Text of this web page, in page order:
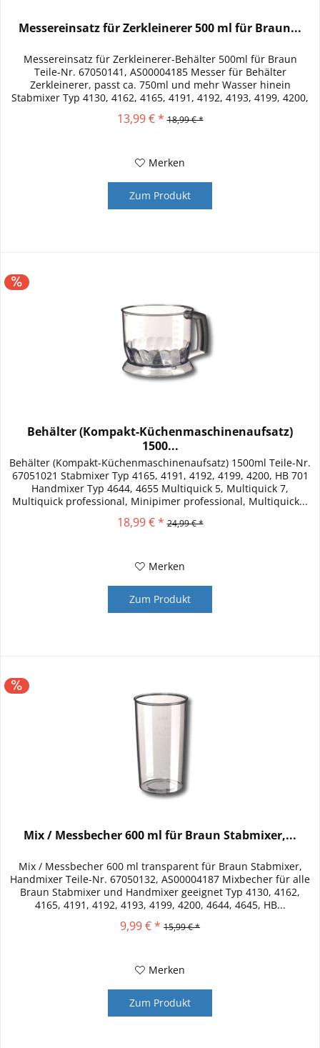
Messereinsatz für Zerkleinerer 500 ml für Braun...
Messereinsatz für Zerkleinerer-Behälter 500ml für Braun
Teile-Nr. 67050141, AS00004185 Messer für Behälter
Zerkleinerer, passt ca. 750ml und mehr Wasser hinein
Stabmixer Typ 4130, 4162, 4165, 4191, 4192, 4193, 4199, 4200,
13,99 € * 18,99 € *
Merken
Zum Produkt
Behälter (Kompakt-Küchenmaschinenaufsatz)
1500...
Behälter (Kompakt-Küchenmaschinenaufsatz) 1500ml Teile-Nr.
67051021 Stabmixer Typ 4165, 4191, 4192, 4199, 4200, HB 701
Handmixer Typ 4644, 4655 Multiquick 5, Multiquick 7,
Multiquick professional, Minipimer professional, Multiquick...
18,99 € * 24,99 € *
Merken
Zum Produkt
Mix / Messbecher 600 ml für Braun Stabmixer,...
Mix / Messbecher 600 ml transparent für Braun Stabmixer,
Handmixer Teile-Nr. 67050132, AS00004187 Mixbecher für alle
Braun Stabmixer und Handmixer geeignet Typ 4130, 4162,
4165, 4191, 4192, 4193, 4199, 4200, 4644, 4645, HB...
9,99 € * 15,99 € *
Merken
Zum Produkt